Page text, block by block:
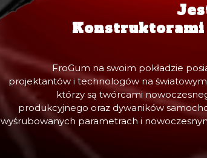
FroGum na swoim pokładzie
projektantów i technologów na
którzy są twórcami
produkcyjnego oraz dywaników
wyśrubowanych parametrach i